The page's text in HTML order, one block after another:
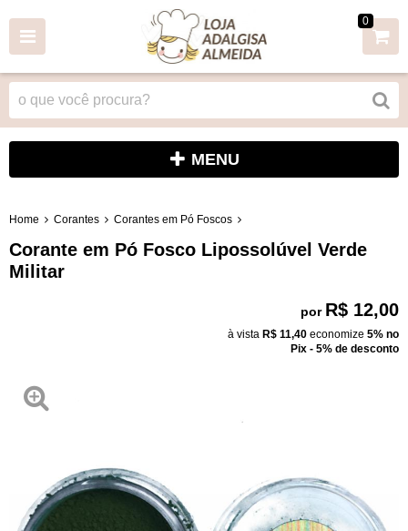
0
MENU
Home Corantes Corantes em Pó Foscos
Corante em Pó Fosco Lipossolúvel Verde
Militar
por R$ 12,00
à vista R$ 11,40 economize 5% no
Pix - 5% de desconto